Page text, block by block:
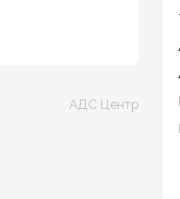
АДС Центр